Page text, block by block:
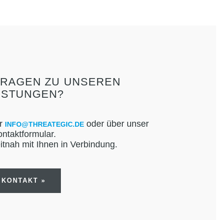
ZU UNSEREN
INFO@THREATEGIC.DE oder über unser
mit Ihnen in Verbindung.
KONTAKT »